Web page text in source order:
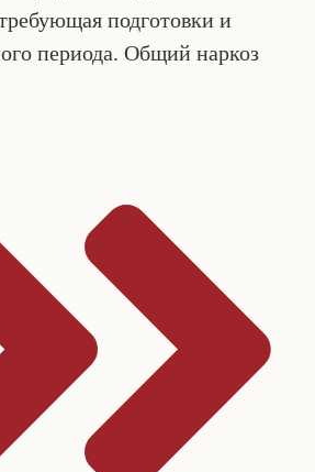
подготовки и
периода. Общий наркоз